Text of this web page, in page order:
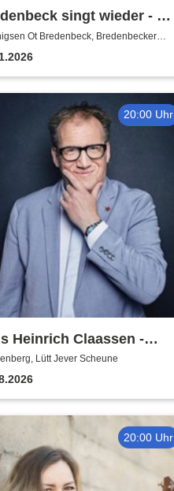
singt wieder - mit
Buthe
Ot Bredenbeck, Bredenbecker
20:00 Uhr
Heinrich Claassen -
Ursache
Lütt Jever Scheune
20:00 Uhr